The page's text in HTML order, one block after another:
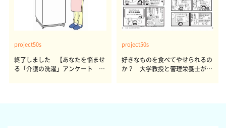
project50s
終了しました 【あなたを悩ませ
る「介護の洗濯」アンケート 体
project50s
好きなものを食べてやせられるの
か？ 大学教授と管理栄養士が出